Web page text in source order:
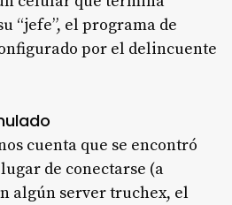
“jefe”, el programa de
por el delincuente
cuenta que se encontró
de conectarse (a
algún server truchex, el